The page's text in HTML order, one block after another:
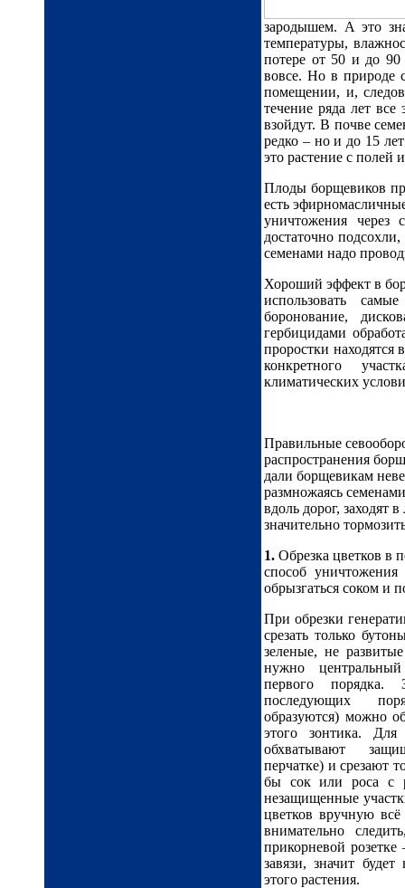
зародышем. А это
температуры,
потере от 50 и до 90
вовсе. Но в природе
помещении, и,
течение ряда лет
взойдут. В почве
редко – но и до 15
это растение с полей
Плоды борщевиков
есть
уничтожения
достаточно
семенами надо
Хороший эффект в
использовать
боронование,
гербицидами
проростки находятся
конкретного
климатических
Правильные
распространения
дали борщевикам
размножаясь
вдоль дорог, заходят
значительно
1. Обрезка цветков в
способ
обрызгаться соком и
При обрезки
срезать только
зеленые, не
нужно
первого порядка.
последующих
образуются) можно
этого зонтика.
обхватывают
перчатке) и срезают
бы сок или роса с
незащищенные
цветков вручную
внимательно
прикорневой
завязи, значит
этого растения.